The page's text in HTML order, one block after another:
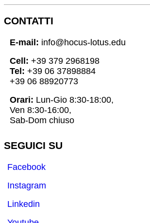
CONTATTI
E-mail: info@hocus-lotus.edu
Cell: +39 379 2968198
Tel: +39 06 37898884
+39 06 88920773
Orari: Lun-Gio 8:30-18:00,
Ven 8:30-16:00,
Sab-Dom chiuso
SEGUICI SU
Facebook
Instagram
Linkedin